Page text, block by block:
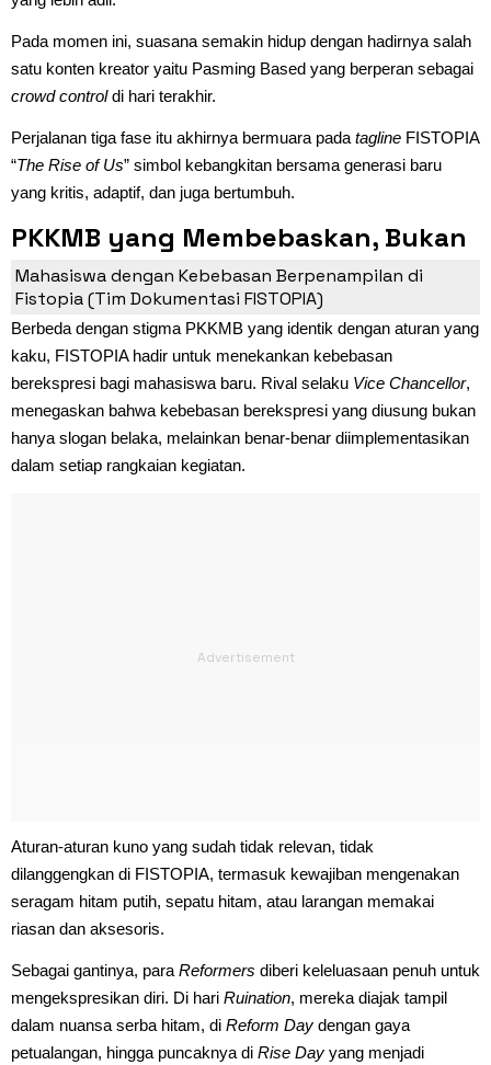
Pada momen ini, suasana semakin hidup dengan hadirnya salah
satu konten kreator yaitu Pasming Based yang berperan sebagai
crowd controldi hari terakhir.
Perjalanan tiga fase itu akhirnya bermuara pada tagline FISTOPIA
“The Rise of Us” simbol kebangkitan bersama generasi baru
yang kritis, adaptif, dan juga bertumbuh.
PKKMB yang Membebaskan, Bukan
Membelenggu
Mahasiswa dengan Kebebasan Berpenampilan di
Fistopia (Tim Dokumentasi FISTOPIA)
Berbeda dengan stigma PKKMB yang identik dengan aturan yang
kaku, FISTOPIA hadir untuk menekankan kebebasan
berekspresi bagi mahasiswa baru. Rival selaku Vice Chancellor,
menegaskan bahwa kebebasan berekspresi yang diusung bukan
hanya slogan belaka, melainkan benar-benar diimplementasikan
dalam setiap rangkaian kegiatan.
Aturan-aturan kuno yang sudah tidak relevan, tidak
dilanggengkan di FISTOPIA, termasuk kewajiban mengenakan
seragam hitam putih, sepatu hitam, atau larangan memakai
riasan dan aksesoris.
Sebagai gantinya, para Reformers diberi keleluasaan penuh untuk
mengekspresikan diri. Di hari Ruination, mereka diajak tampil
dalam nuansa serba hitam, di Reform Day dengan gaya
petualangan, hingga puncaknya di Rise Day yang menjadi